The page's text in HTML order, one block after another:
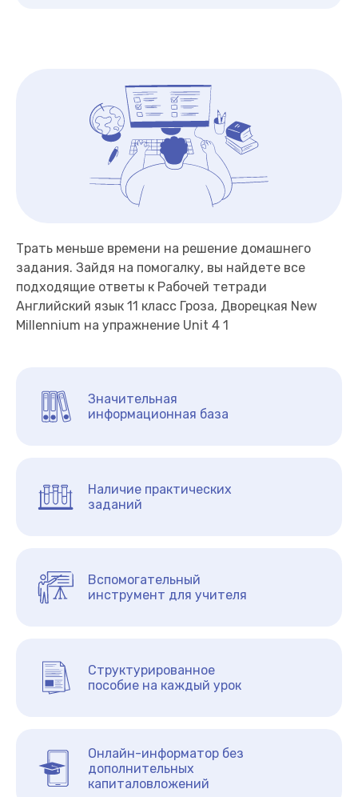
Трать меньше времени на решение домашнего
задания. Зайдя на помогалку, вы найдете все
подходящие ответы к Рабочей тетради
Английский язык 11 класс Гроза, Дворецкая New
Millennium на упражнение Unit 4 1
Значительная
информационная база
Наличие практических
заданий
Вспомогательный
инструмент для учителя
Структурированное
пособие на каждый урок
Онлайн-информатор без
дополнительных
капиталовложений